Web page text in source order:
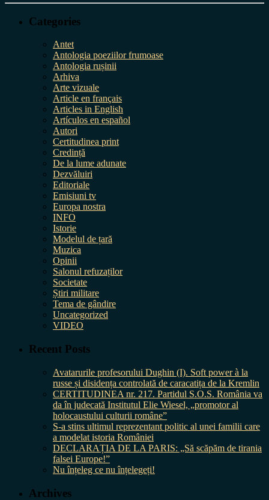
Categories
Antet
Antologia poeziilor frumoase
Antologia rușinii
Arhiva
Arte vizuale
Article en français
Articles in English
Artículos en español
Autori
Certitudinea print
Credință
De la lume adunate
Dezvăluiri
Editoriale
Emisiuni tv
Europa nostra
INFO
Istorie
Modelul de țară
Muzica
Opinii
Salonul refuzaților
Societate
Știri militare
Tema de gândire
Uncategorized
VIDEO
Recent Posts
Avatarurile profesorului Dughin (I). Soft power à la
russe și disidența controlată de caracatița de la Kremlin
CERTITUDINEA nr. 217. Partidul S.O.S. România va
da în judecată Institutul Elie Wiesel, „promotor al
holocaustului culturii române”
S-a stins ultimul reprezentant politic al unei familii care
a modelat istoria României
DECLARAȚIA DE LA PARIS: „Să scăpăm de tirania
falsei Europe!”
Nu înțeleg ce nu înțelegeți!
Archives